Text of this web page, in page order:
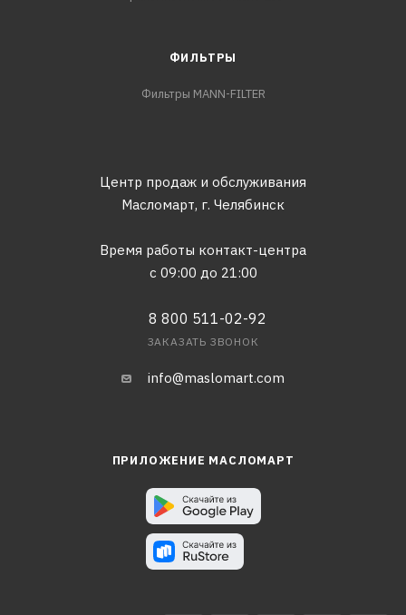
ФИЛЬТРЫ
Фильтры MANN-FILTER
Центр продаж и обслуживания
Масломарт, г. Челябинск
Время работы контакт-центра
с 09:00 до 21:00
8 800 511-02-92
ЗАКАЗАТЬ ЗВОНОК
info@maslomart.com
ПРИЛОЖЕНИЕ МАСЛОМАРТ